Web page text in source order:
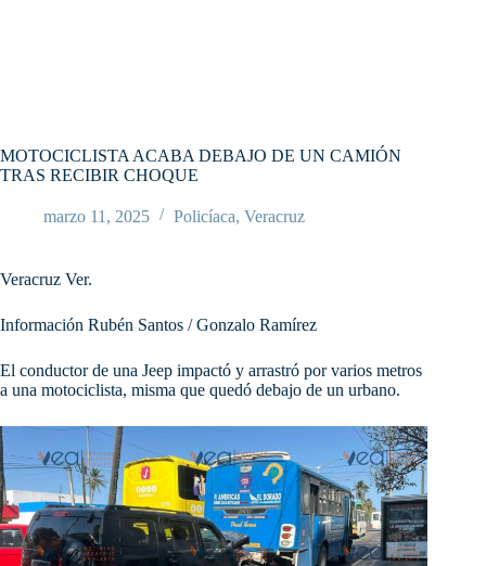
MOTOCICLISTA ACABA DEBAJO DE UN CAMIÓN
TRAS RECIBIR CHOQUE
marzo 11, 2025 Policíaca, Veracruz
Veracruz Ver.
Información Rubén Santos / Gonzalo Ramírez
El conductor de una Jeep impactó y arrastró por varios metros
a una motociclista, misma que quedó debajo de un urbano.